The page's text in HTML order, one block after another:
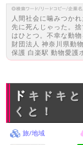
人間社会に噛みつか
先に死んじゃった。
はひとつ。不幸な動物
財団法人 神奈川県動
保護 白楽駅 動物愛護
ドキドキと、ワクワクが、ぞくぞ
くと！
旅/地域